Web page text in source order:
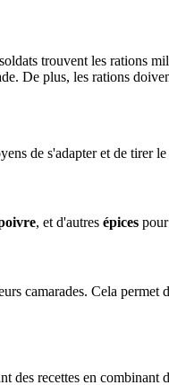
trouvent les rations
De plus, les rations
de s'adapter et de
, et d'autres épices
camarades. Cela
des recettes en combinant